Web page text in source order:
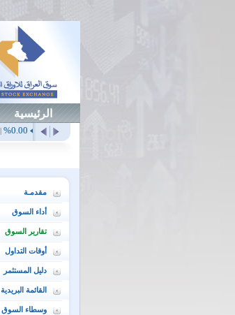
الرئيسية
ابورت0.00
مقدمـة
أداء السوق
تقارير السوق
أوقات التداول
دليل المستثمر
القائمة البريدية
وسطاء السوق